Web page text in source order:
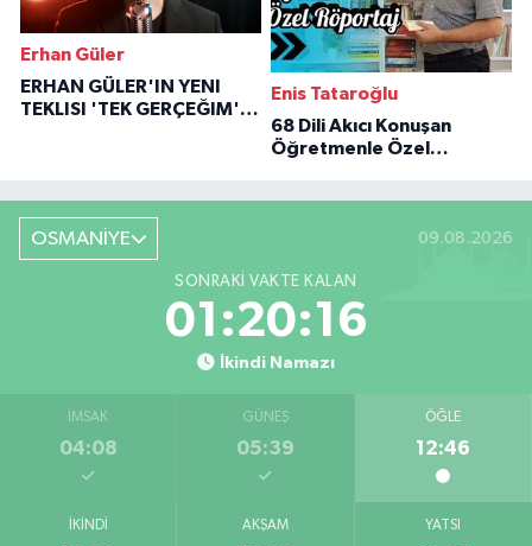
Erhan Güler
ERHAN GÜLER'IN YENI
TEKLISI 'TEK GERÇEĞIM'LE
Enis Tataroğlu
68 Dili Akıcı Konuşan
Öğretmenle Özel
OSMANİYE 09.08.2026
SONRAKI VAKTE KALAN
01:20:15
İkindi Namazı
İMSAK
04:08
GÜNEŞ
05:39
ÖĞLE
12:46
İKINDI AKŞAM YATSI